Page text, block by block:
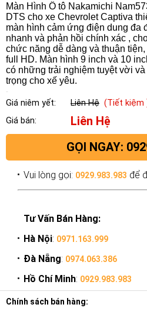
Màn Hình Ô tô Nakamichi
DTS cho xe Chevrolet Captiva
màn hình cảm ứng điện dung đa
nhanh và phản hồi chính xác ,
chức năng dễ dàng và thuận
full HD. Màn hình 9 inch và 10
có những trải nghiệm tuyệt vời
trọng cho xế yêu.
Giá niêm yết: Liên Hệ (Tiết kiệm
Giá bán:
Liên Hệ
GỌI NGAY:
Vui lòng gọi: 0929.983.983 để
Tư Vấn Bán Hàng:
Hà Nội: 0971.163.999
Đà Nẵng: 0974.063.386
Hồ Chí Minh: 0929.983.983
Chính sách bán hàng: